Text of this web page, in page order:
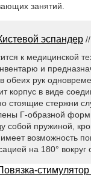
занятий.
эспандер
к медицинской
и
обеих рук
корпус в виде
стоящие стержни
Г-образной
собой пружиной,
возможность
на 180° вокруг